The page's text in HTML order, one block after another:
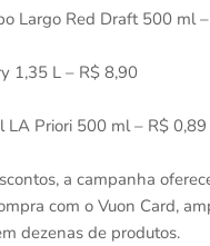
Largo Red Draft 500 ml
1,35 L – R$ 8,90
LA Priori 500 ml – R$ 0,89
a campanha
com o Vuon Card,
dezenas de produtos.